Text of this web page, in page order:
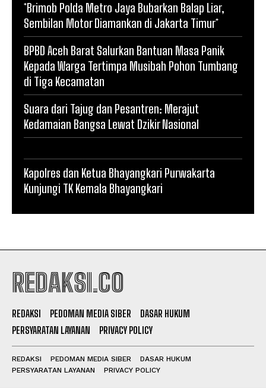
*Brimob Polda Metro Jaya Bubarkan Balap Liar,
Sembilan Motor Diamankan di Jakarta Timur*
BPBD Aceh Barat Salurkan Bantuan Masa Panik
Kepada Warga Tertimpa Musibah Pohon Tumbang
di Tiga Kecamatan
Suara dari Tajug dan Pesantren: Merajut
Kedamaian Bangsa Lewat Dzikir Nasional
Kapolres dan Ketua Bhayangkari Purwakarta
Kunjungi TK Kemala Bhayangkari
REDAKSI.CO
REDAKSI PEDOMAN MEDIA SIBER
DASAR HUKUM
PERSYARATAN LAYANAN
PRIVACY POLICY
REDAKSI PEDOMAN MEDIA SIBER
DASAR HUKUM
PERSYARATAN LAYANAN
PRIVACY POLICY